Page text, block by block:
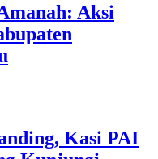
Aksi
Kasi PAI